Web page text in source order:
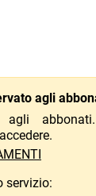
agli
agli
servizio: